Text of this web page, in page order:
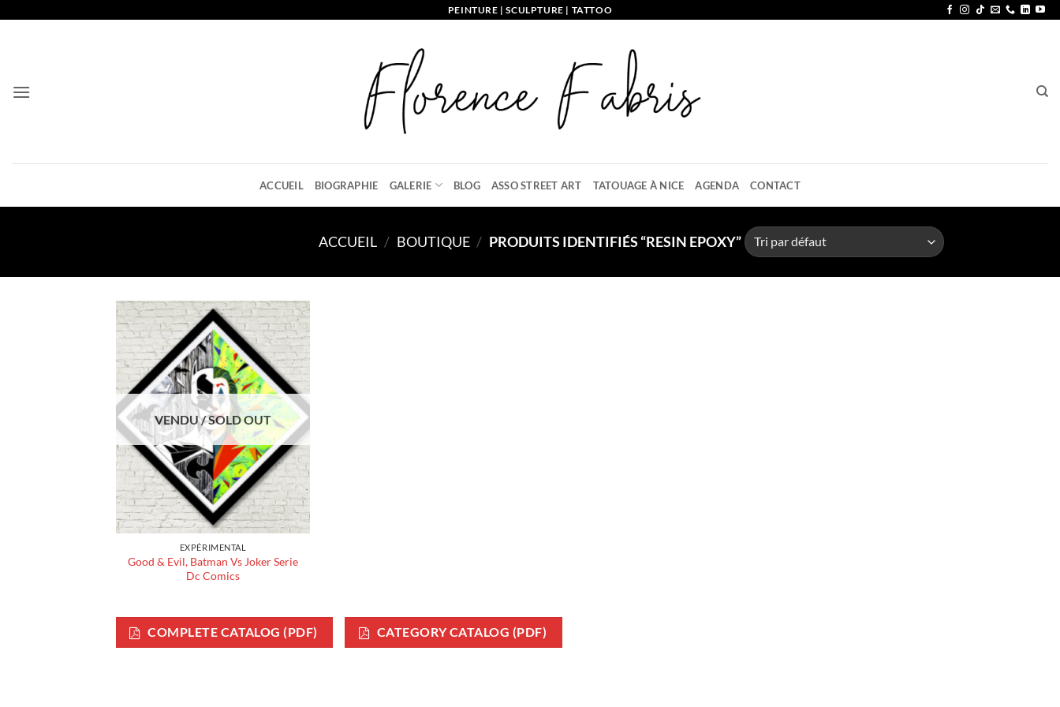
PEINTURE | SCULPTURE | TATTOO
ACCUEIL BIOGRAPHIE GALERIE BLOG ASSO STREET ART TATOUAGE À NICE AGENDA CONTACT
ACCUEIL / BOUTIQUE / PRODUITS IDENTIFIÉS “RESIN EPOXY”
VENDU / SOLD OUT
EXPÉRIMENTAL
Good & Evil, Batman Vs Joker Serie
Dc Comics
COMPLETE CATALOG (PDF) CATEGORY CATALOG (PDF)